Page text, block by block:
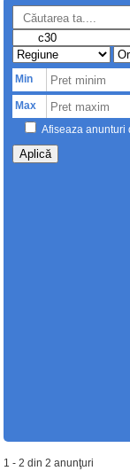
Min
Max
Afiseaza anunturi
Aplică
1 - 2 din 2 anunţuri